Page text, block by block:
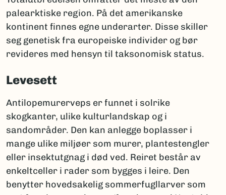
palearktiske region. På det amerikanske
kontinent finnes egne underarter. Disse skiller
seg genetisk fra europeiske individer og bør
revideres med hensyn til taksonomisk status.
Levesett
Antilopemurerveps er funnet i solrike
skogkanter, ulike kulturlandskap og i
sandområder. Den kan anlegge boplasser i
mange ulike miljøer som murer, plantestengler
eller insektutgnag i død ved. Reiret består av
enkeltceller i rader som bygges i leire. Den
benytter hovedsakelig sommerfugllarver som